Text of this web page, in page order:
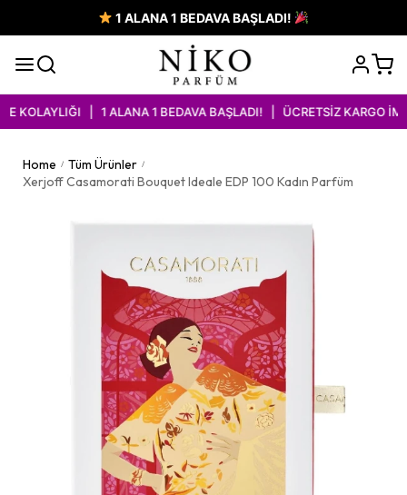
1 ALANA 1 BEDAVA BAŞLADI!
| 1 ALANA 1 BEDAVA BAŞLADI! | ÜCRETSİZ KARGO
Home / Tüm Ürünler /
Xerjoff Casamorati Bouquet Ideale EDP 100 Kadın Parfüm